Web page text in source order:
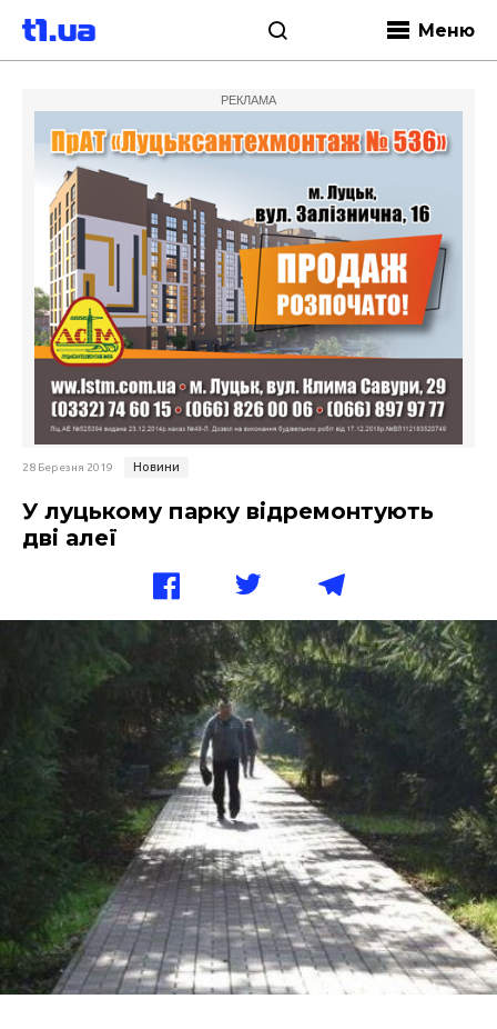
Меню
РЕКЛАМА
28 Березня 2019 Новини
У луцькому парку відремонтують
дві алеї